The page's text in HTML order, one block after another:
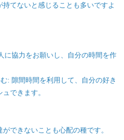
てないと感じることも多いですよ
に協力をお願いし、自分の時間を作
: 隙間時間を利用して、自分の好き
できます。
できないことも心配の種です。